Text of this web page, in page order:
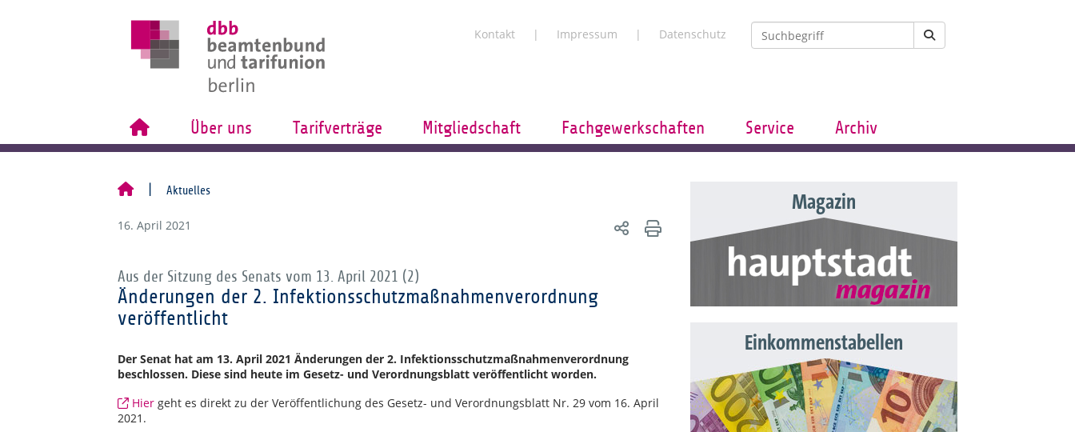
Kontakt Impressum Datenschutz
Über uns Tarifverträge Mitgliedschaft Fachgewerkschaften Service Archiv
Aktuelles
16. April 2021
Aus der Sitzung des Senats vom 13. April 2021 (2)
Änderungen der 2. Infektionsschutzmaßnahmenverordnung
veröffentlicht
Der Senat hat am 13. April 2021 Änderungen der 2. Infektionsschutzmaßnahmenverordnung
beschlossen. Diese sind heute im Gesetz- und Verordnungsblatt veröffentlicht worden.
Hier geht es direkt zu der Veröffentlichung des Gesetz- und Verordnungsblatt Nr. 29 vom 16. April
2021.
Magazin
Einkommenstabellen